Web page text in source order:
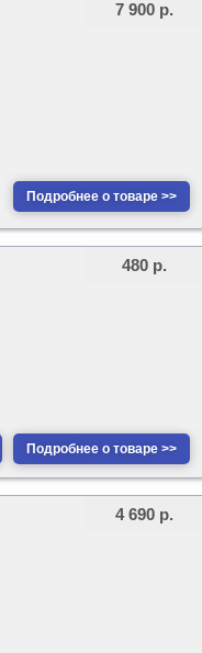
Подробнее о товаре >>
7 900 р.
Подробнее о товаре >>
480 р.
4 690 р.